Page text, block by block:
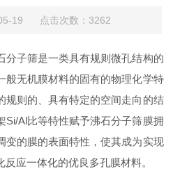
19 点击次数：3262
子筛是一类具有规则微孔结构的
般无机膜材料的固有的物理化学特
规则的、具有特定的空间走向的结
Si/Al比等特性赋予沸石分子筛膜拥
变的膜的表面特性，使其成为实现
应一体化的优良多孔膜材料。